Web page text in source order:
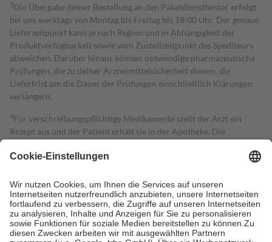
3Die Übergabe deiner Bestellung an den Paketdienstleister erfolgt
bei uns werktags von Montag bis Freitag bis 18:00 Uhr. Der genaue
Lieferzeitpunkt kann je nach Region und in Abhängigkeit der
Produktverfügbarkeit sowie vom Zustellzeitpunkt des Spediteurs
abweichen. Darüber hinaus können notwendige pharmazeutische
Prüfungen, die zu deiner Arzneimittelsicherheit dienen, die
Lieferfrist um die Dauer der Prüfungen einschließlich Klärungen
verlängern.
4Für verschreibungspflichtige Medikamente stellt der Arzt ein
Rezept aus und der Patient erhält sie in der Apotheke. Die
Kosten dafür, der Versicherte trägt einen Teil davon als Zuzahlung
Grundsätzlich leisten Mitglieder Zuzahlungen in Höhe von zehn
Prozent des Abgabepreises,mindestensjedochfünf Euround
höchstens zehn Euro.Es sind jedoch nie mehr als die tatsächlichen
Kosten der Leistung zu entrichten.
Diese Regeln gelten grundsätzlich auch für Online-Apotheken.